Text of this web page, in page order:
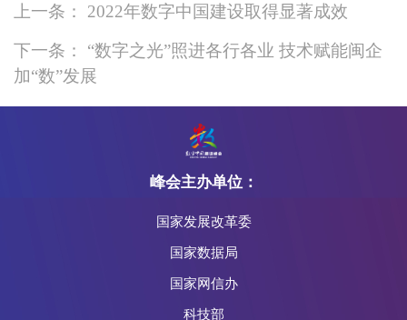
上一条： 2022年数字中国建设取得显著成效
下一条： “数字之光”照进各行各业 技术赋能闽企
加“数”发展
峰会主办单位：
国家发展改革委
国家数据局
国家网信办
科技部